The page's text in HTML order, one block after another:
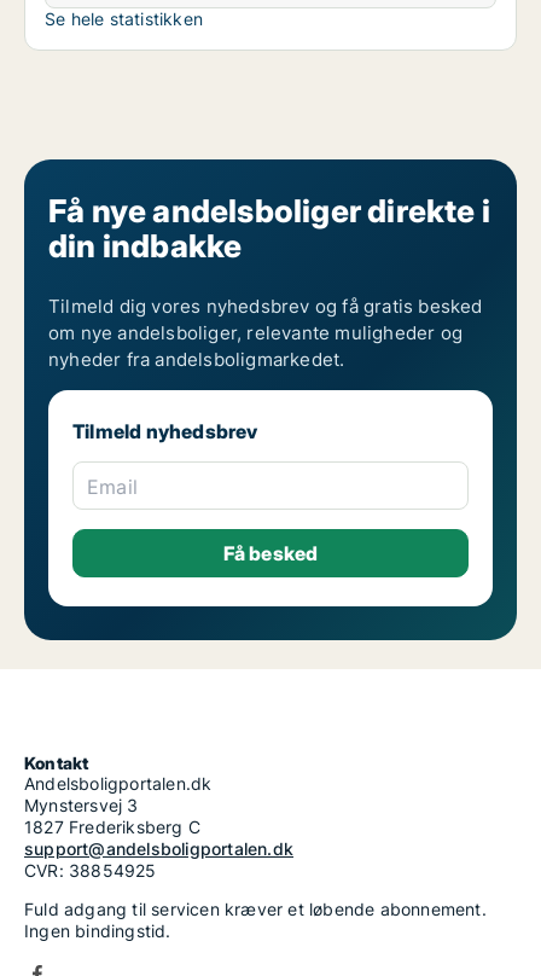
Se hele statistikken
Få nye andelsboliger direkte i
din indbakke
Tilmeld dig vores nyhedsbrev og få gratis besked
om nye andelsboliger, relevante muligheder og
nyheder fra andelsboligmarkedet.
Tilmeld nyhedsbrev
Email
Kontakt
Andelsboligportalen.dk
Mynstersvej 3
1827 Frederiksberg C
support@andelsboligportalen.dk
CVR: 38854925
Fuld adgang til servicen kræver et løbende abonnement.
Ingen bindingstid.